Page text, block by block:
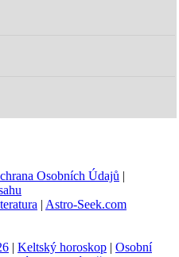
Osobních Údajů |
| Astro-Seek.com
| Keltský horoskop | Osobní